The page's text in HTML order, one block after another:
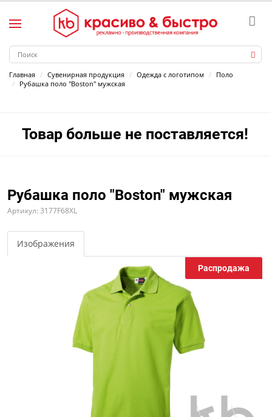
Главная Сувенирная продукция Одежда с логотипом
Поло
Рубашка поло "Boston" мужская
Товар больше не поставляется!
Рубашка поло "Boston" мужская
Артикул: 3177F68XL
Изображения
Распродажа